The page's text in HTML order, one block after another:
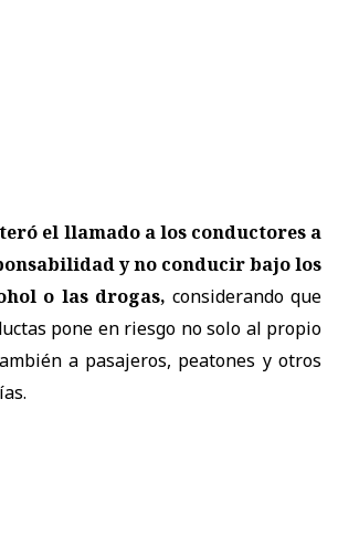
el llamado a los conductores a
y no conducir bajo los
o las drogas, considerando que
pone en riesgo no solo al propio
a pasajeros, peatones y otros